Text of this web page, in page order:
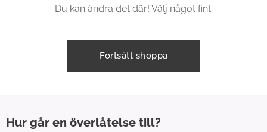
Du kan ändra det där! Välj något fint.
Fortsätt shoppa
Hur går en överlåtelse till?